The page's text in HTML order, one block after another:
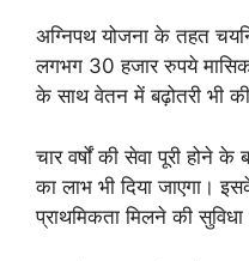
अग्निपथ योजना के तहत
लगभग 30 हजार रुपये
के साथ वेतन में बढ़ोतरी भी
चार वर्षों की सेवा पूरी होने के
का लाभ भी दिया जाएगा।
प्राथमिकता मिलने की सुविधा